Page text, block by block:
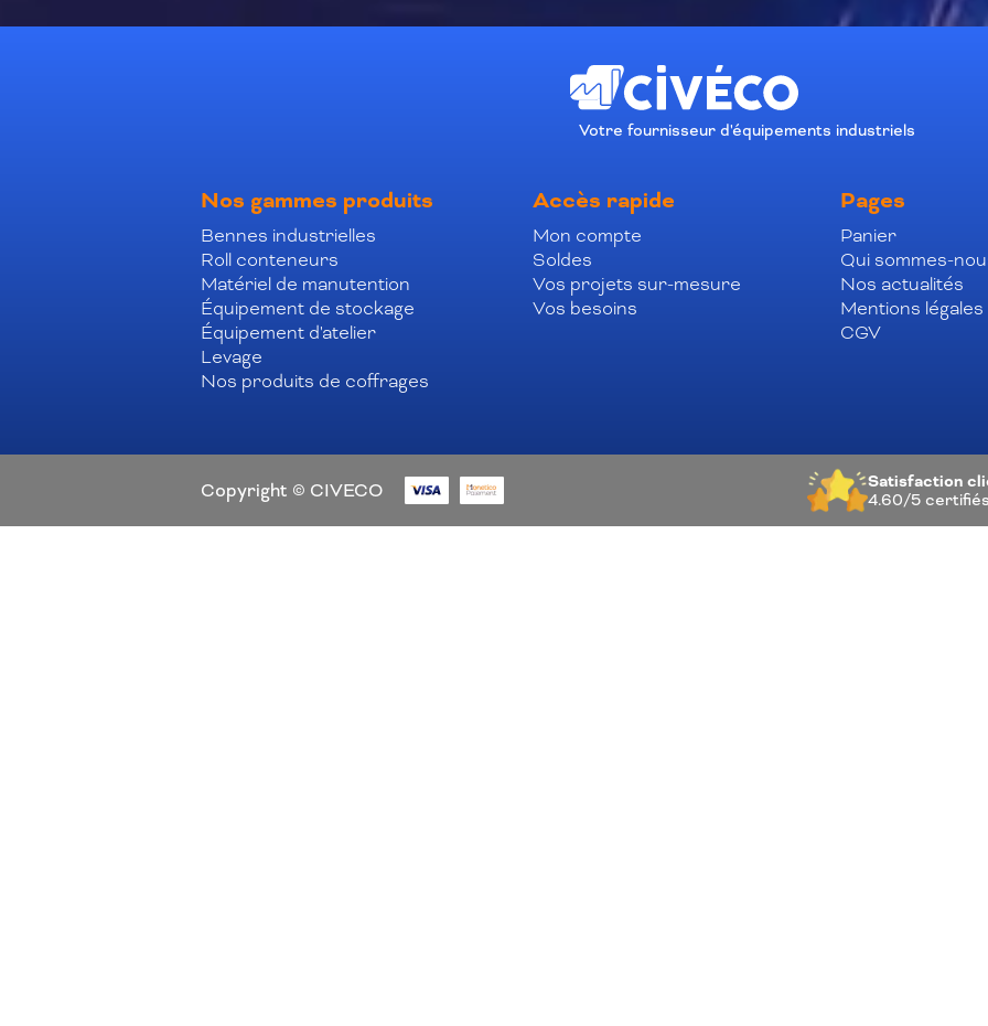
Votre fournisseur d'équipements industriels
Nos gammes produits
Bennes industrielles
Roll conteneurs
Matériel de manutention
Équipement de stockage
Équipement d'atelier
Levage
Nos produits de coffrages
Accès rapide
Mon compte
Soldes
Vos projets sur-mesure
Vos besoins
Pages
Panier
Qui sommes-
Nos actualités
Mentions légales
CGV
Copyright © CIVECO Satisfaction
4.60/5 certifiés